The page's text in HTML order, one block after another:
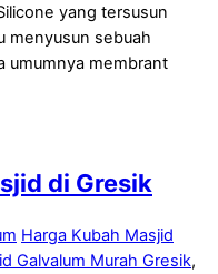
yang tersusun
menyusun sebuah
umumnya membrant
di Gresik
Harga Kubah Masjid
Galvalum Murah Gresik,